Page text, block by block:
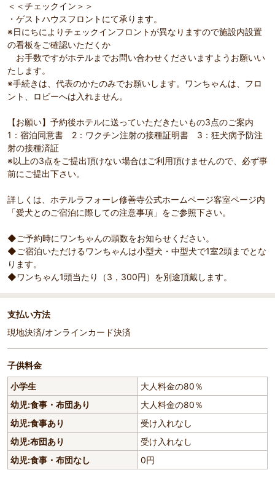
＜＜チェックイン＞＞
・ゲストハウスフロントにて承ります。
※日にちによりチェックインフロントが異なりますので施設内設置
の看板をご確認いただくか
お手数ですがホテルまでお問い合わせくださいますようお願いい
たします。
※手続きは、代表のかたのみでお願いします。ワンちゃんは、フロ
ント、ロビーへは入れません。
【お願い】予約後ホテルに送っていただきたいもの3点のご案内
1：宿泊同意書 2：ワクチン注射の接種証明書 3：狂犬病予防注
射の接種済証
※以上の3点をご提出頂けない場合はご利用頂けませんので、必ず事
前にご提出下さい。
詳しくは、ホテルラフォーレ修善寺公式ホームページ客室ページ内
「愛犬とのご宿泊に際しての注意事項」をご参照下さい。
◆ご予約時にワンちゃんの頭数をお知らせください。
◆ご宿泊いただけるワンちゃんは小型犬・中型犬で1室2頭までとな
ります。
◆ワンちゃん1頭当たり（3，300円）を別途頂戴します。
支払い方法
現地決済/オンラインカード決済
子供料金
小学生
大人料金の80％
幼児:食事・布団あり
大人料金の80％
幼児:食事あり
受け入れなし
幼児:布団あり
受け入れなし
幼児:食事・布団なし
0円